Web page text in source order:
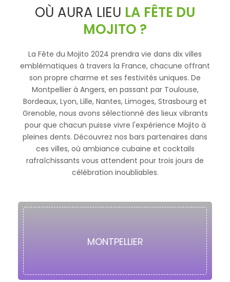
OÙ AURA LIEU LA FÊTE DU
MOJITO ?
La Fête du Mojito 2024 prendra vie dans dix villes
emblématiques à travers la France, chacune offrant
son propre charme et ses festivités uniques. De
Montpellier à Angers, en passant par Toulouse,
Bordeaux, Lyon, Lille, Nantes, Limoges, Strasbourg et
Grenoble, nous avons sélectionné des lieux vibrants
pour que chacun puisse vivre l'expérience Mojito à
pleines dents. Découvrez nos bars partenaires dans
ces villes, où ambiance cubaine et cocktails
rafraîchissants vous attendent pour trois jours de
célébration inoubliables.
MONTPELLIER